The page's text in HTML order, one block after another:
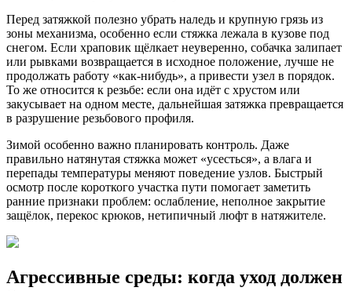
Перед затяжкой полезно убрать наледь и крупную грязь из
зоны механизма, особенно если стяжка лежала в кузове под
снегом. Если храповик щёлкает неуверенно, собачка залипает
или рывками возвращается в исходное положение, лучше не
продолжать работу «как-нибудь», а привести узел в порядок.
То же относится к резьбе: если она идёт с хрустом или
закусывает на одном месте, дальнейшая затяжка превращается
в разрушение резьбового профиля.
Зимой особенно важно планировать контроль. Даже
правильно натянутая стяжка может «усесться», а влага и
перепады температуры меняют поведение узлов. Быстрый
осмотр после короткого участка пути помогает заметить
ранние признаки проблем: ослабление, неполное закрытие
защёлок, перекос крюков, нетипичный люфт в натяжителе.
Агрессивные среды: когда уход должен